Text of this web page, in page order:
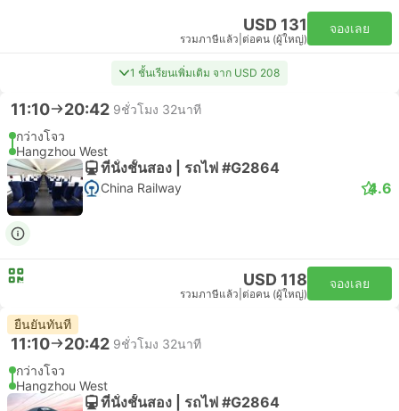
USD 131
รวมภาษีแล้ว ต่อคน (ผู้ใหญ่)
จองเลย
1 ชั้นเรียนเพิ่มเติม จาก USD 208
11:10 20:42 9ชั่วโมง 32นาที
กว่างโจว
Hangzhou West
ที่นั่งชั้นสอง | รถไฟ #G2864
China Railway 4.6
USD 118
รวมภาษีแล้ว ต่อคน (ผู้ใหญ่)
จองเลย
ยืนยันทันที
11:10 20:42 9ชั่วโมง 32นาที
กว่างโจว
Hangzhou West
ที่นั่งชั้นสอง | รถไฟ #G2864